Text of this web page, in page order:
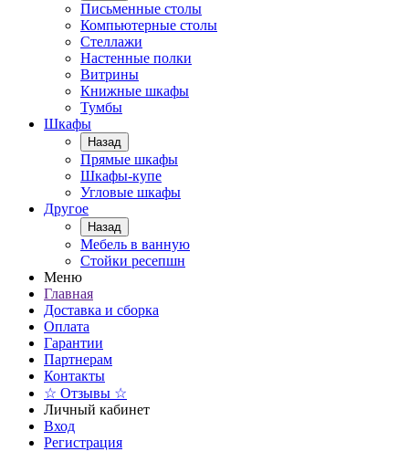
Письменные столы
Компьютерные столы
Стеллажи
Настенные полки
Витрины
Книжные шкафы
Тумбы
Шкафы
Назад
Прямые шкафы
Шкафы-купе
Угловые шкафы
Другое
Назад
Мебель в ванную
Стойки ресепшн
Меню
Главная
Доставка и сборка
Оплата
Гарантии
Партнерам
Контакты
☆ Отзывы ☆
Личный кабинет
Вход
Регистрация